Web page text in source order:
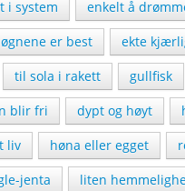
i system enkelt å
er best ekte
til sola i rakett gullfisk
blir fri dypt og høyt
liv høna eller egget
jenta liten